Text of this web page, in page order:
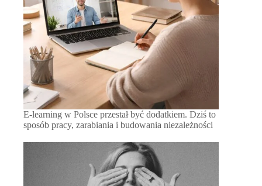
E-learning w Polsce przestał być dodatkiem. Dziś to
sposób pracy, zarabiania i budowania niezależności